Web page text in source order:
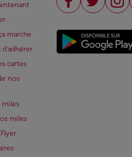
marche
d'adhérer
cartes
nos
miles
miles